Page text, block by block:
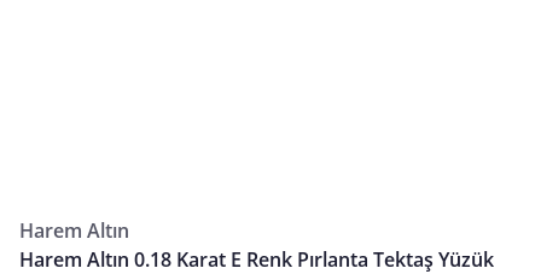
Harem Altın
Harem Altın 0.18 Karat E Renk Pırlanta Tektaş Yüzük